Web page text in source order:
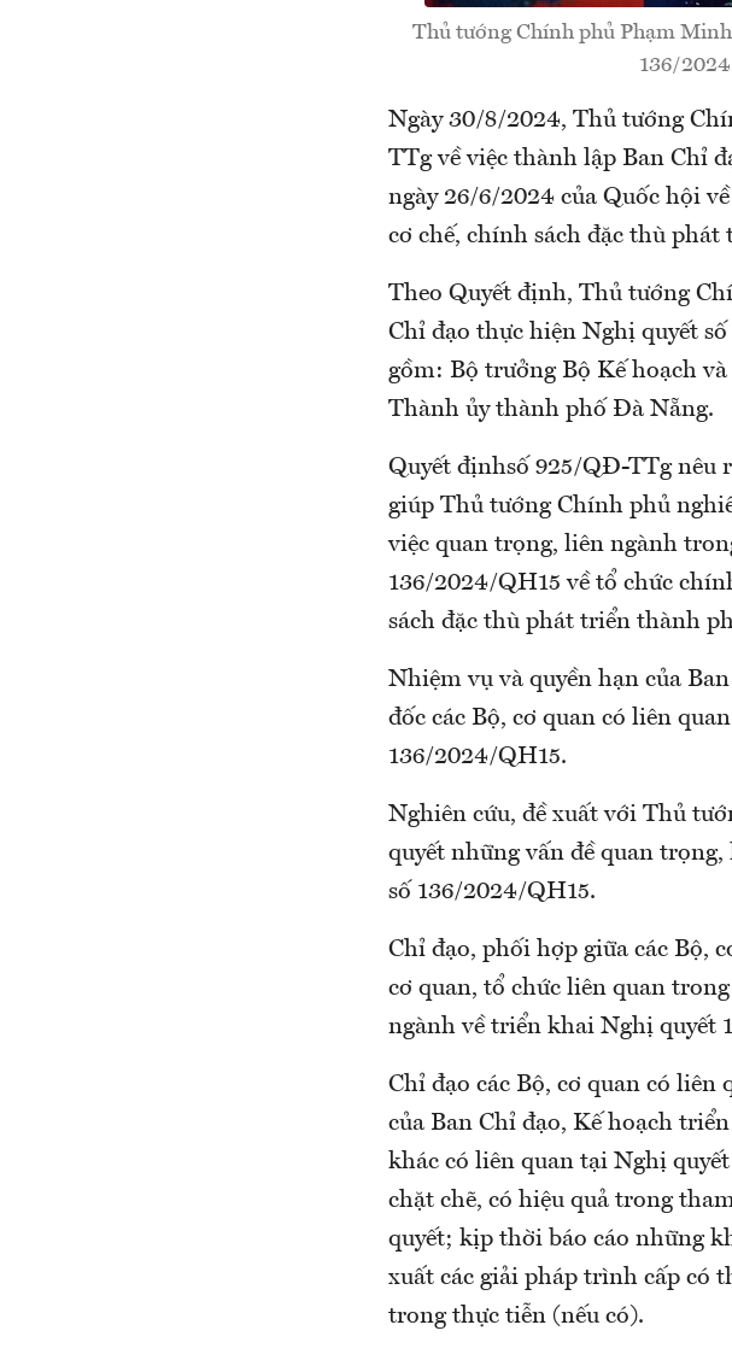
Thủ tướng Chính phủ Phạm
136/
Ngày 30/8/2024, Thủ tướng
TTg về việc thành lập Ban Chỉ
ngày 26/6/2024 của Quốc hội
cơ chế, chính sách đặc thù
Theo Quyết định, Thủ tướng
Chỉ đạo thực hiện Nghị quyết
gồm: Bộ trưởng Bộ Kế hoạch
Thành ủy thành phố Đà Nẵng.
Quyết địnhsố 925/QĐ-TTg nêu
giúp Thủ tướng Chính phủ
việc quan trọng, liên ngành
136/2024/QH15 về tổ chức
sách đặc thù phát triển thành
Nhiệm vụ và quyền hạn của
đốc các Bộ, cơ quan có liên
136/2024/QH15.
Nghiên cứu, đề xuất với Thủ
quyết những vấn đề quan
số 136/2024/QH15.
Chỉ đạo, phối hợp giữa các Bộ,
cơ quan, tổ chức liên quan
ngành về triển khai Nghị quyết
Chỉ đạo các Bộ, cơ quan có liên
của Ban Chỉ đạo, Kế hoạch
khác có liên quan tại Nghị
chặt chẽ, có hiệu quả trong
quyết; kịp thời báo cáo những
xuất các giải pháp trình cấp có
trong thực tiễn (nếu có).